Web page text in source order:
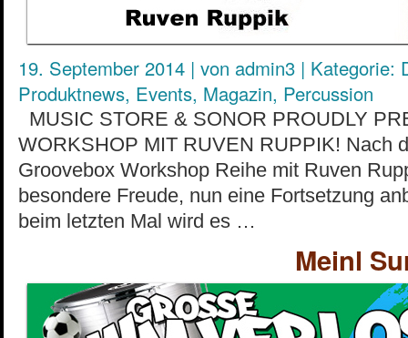
19. September 2014 | von admin3 | Kategorie:
Produktnews, Events, Magazin, Percussion
MUSIC STORE & SONOR PROUDLY
WORKSHOP MIT RUVEN RUPPIK! Nach
Groovebox Workshop Reihe mit Ruven
besondere Freude, nun eine Fortsetzung
beim letzten Mal wird es …
Meinl